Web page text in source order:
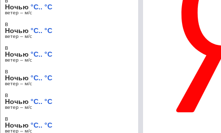
Ночью °C.. °C
ветер – м/c
в
Ночью °C.. °C
ветер – м/c
в
Ночью °C.. °C
ветер – м/c
в
Ночью °C.. °C
ветер – м/c
в
Ночью °C.. °C
ветер – м/c
в
Ночью °C.. °C
ветер – м/c